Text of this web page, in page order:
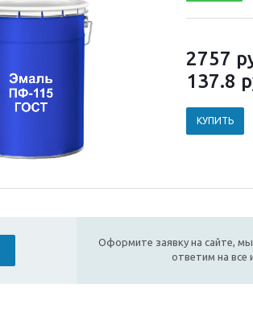
2757
137.8
КУПИТЬ
Оформите заявку на сайте,
ответим на все